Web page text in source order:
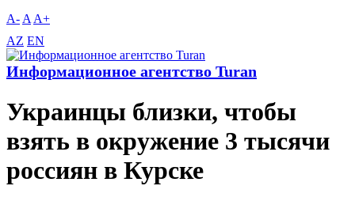
A- A A+
AZ EN
Информационное агентство Turan
Украинцы близки, чтобы
взять в окружение 3 тысячи
россиян в Курске